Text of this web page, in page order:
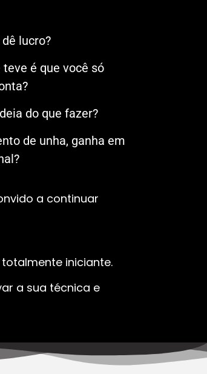
lucro?
é que você só
do que fazer?
de unha, ganha em
a continuar
iniciante.
a sua técnica e